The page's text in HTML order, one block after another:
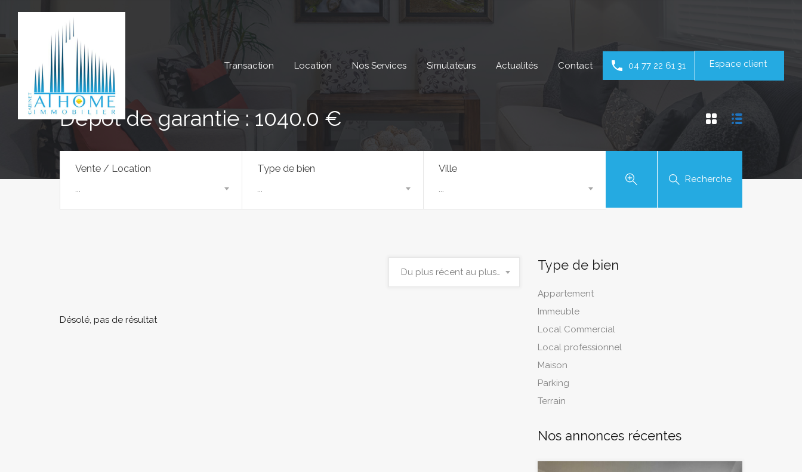
Transaction Location Nos Services Simulateurs Actualités Contact 04 77 22 61 31 Espace client
Dépôt de garantie : 1040.0 €
Vente / Location Type de bien Ville
Recherche
Du plus récent au plus ancien
Désolé, pas de résultat
Type de bien
Appartement
Immeuble
Local Commercial
Local professionnel
Maison
Parking
Terrain
Nos annonces récentes